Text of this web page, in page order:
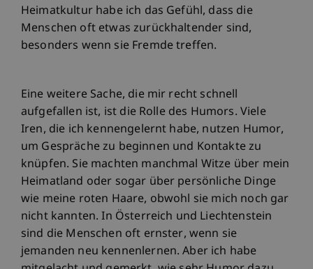
Heimatkultur habe ich das Gefühl, dass die
Menschen oft etwas zurückhaltender sind,
besonders wenn sie Fremde treffen.
Eine weitere Sache, die mir recht schnell
aufgefallen ist, ist die Rolle des Humors. Viele
Iren, die ich kennengelernt habe, nutzen Humor,
um Gespräche zu beginnen und Kontakte zu
knüpfen. Sie machten manchmal Witze über mein
Heimatland oder sogar über persönliche Dinge
wie meine roten Haare, obwohl sie mich noch gar
nicht kannten. In Österreich und Liechtenstein
sind die Menschen oft ernster, wenn sie
jemanden neu kennenlernen. Aber ich habe